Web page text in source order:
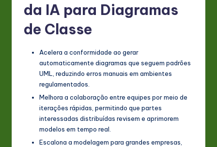
da IA para Diagramas
de Classe
Acelera a conformidade ao gerar
automaticamente diagramas que seguem padrões
UML, reduzindo erros manuais em ambientes
regulamentados.
Melhora a colaboração entre equipes por meio de
iterações rápidas, permitindo que partes
interessadas distribuídas revisem e aprimorem
modelos em tempo real.
Escalona a modelagem para grandes empresas,